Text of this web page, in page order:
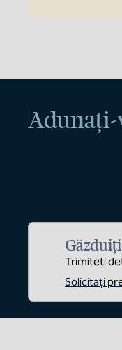
Trimiteți
Solicitați